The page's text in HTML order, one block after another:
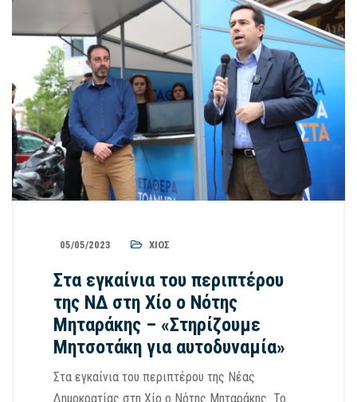
05/05/2023 ΧΊΟΣ
Στα εγκαίνια του περιπτέρου
της ΝΔ στη Χίο ο Νότης
Μηταράκης – «Στηρίζουμε
Μητσοτάκη για αυτοδυναμία»
Στα εγκαίνια του περιπτέρου της Νέας
Δημοκρατίας στη Χίο ο Νότης Μηταράκης Το